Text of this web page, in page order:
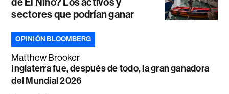
sectores que podrían ganar
OPINIÓN BLOOMBERG
Matthew Brooker
Inglaterra fue, después de todo, la gran ganadora
del Mundial 2026